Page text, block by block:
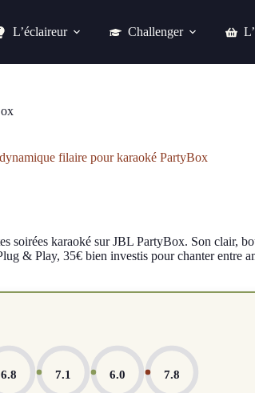
L’éclaireur Challenger
filaire pour karaoké PartyBox
soirées karaoké sur JBL PartyBox. Son clair,
& Play, 35€ bien investis pour chanter entre
6.8 7.1 6.0 7.8